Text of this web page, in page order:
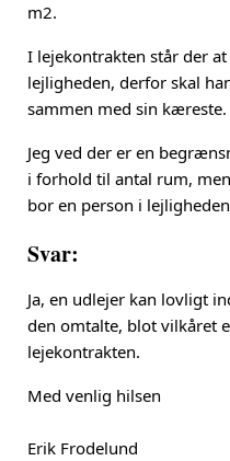
m2.
I lejekontrakten står der
lejligheden, derfor skal
sammen med sin kæreste.
Jeg ved der er en
i forhold til antal rum,
bor en person i
Svar:
Ja, en udlejer kan lovligt
den omtalte, blot vilkåret
lejekontrakten.
Med venlig hilsen
Erik Frodelund